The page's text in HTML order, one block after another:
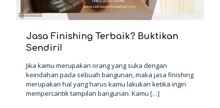
Jasa Finishing Terbaik? Buktikan
Sendiri!
Jika kamu merupakan orang yang suka dengan
keindahan pada sebuah bangunan, maka jasa finishing
merupakan hal yang harus kamu lakukan ketika ingin
mempercantik tampilan bangunan. Kamu […]